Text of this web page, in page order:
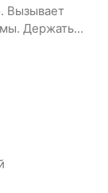
Вызывает
Держать...